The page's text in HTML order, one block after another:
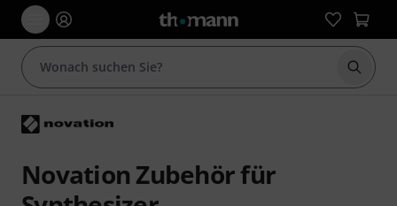
Suche
Novation Zubehör für